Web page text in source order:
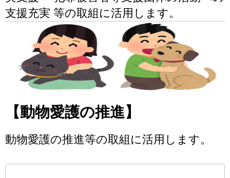
支援充実 等の取組に活用します。
【動物愛護の推進】
動物愛護の推進等の取組に活用します。